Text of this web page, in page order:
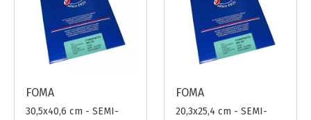
FOMA
30,5x40,6 cm - SEMI-
FOMA
20,3x25,4 cm - SEMI-